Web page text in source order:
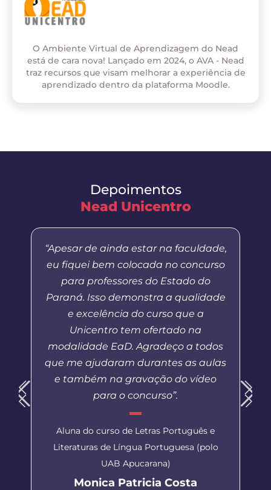
O Ambiente Virtual de Aprendizagem do Nead
está de cara nova! Lançado em 2024, o AVA - Nead
traz recursos que visam melhorar a experiência de
aprendizado dentro da plataforma Moodle.
Depoimentos
Nead Unicentro
“Apesar de ainda estar na faculdade,
eu fiquei bem colocada no concurso
para professores do Estado do
Paraná. Isso demonstra a qualidade
e excelência do curso que a
Unicentro tem ofertado na
modalidade EaD. Agradeço a todos
que me ajudaram durantes as aulas
e também na gravação do vídeo
para o concurso”.
Aluna do curso de Letras Português e
Literaturas de Língua Portuguesa (polo
UAB Apucarana)
Monica Patricia Costa